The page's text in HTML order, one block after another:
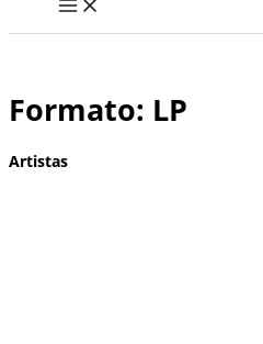
Formato: LP
Artistas